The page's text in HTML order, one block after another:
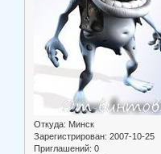
Откуда: Минск
Зарегистрирован: 2007-10-25
Приглашений: 0